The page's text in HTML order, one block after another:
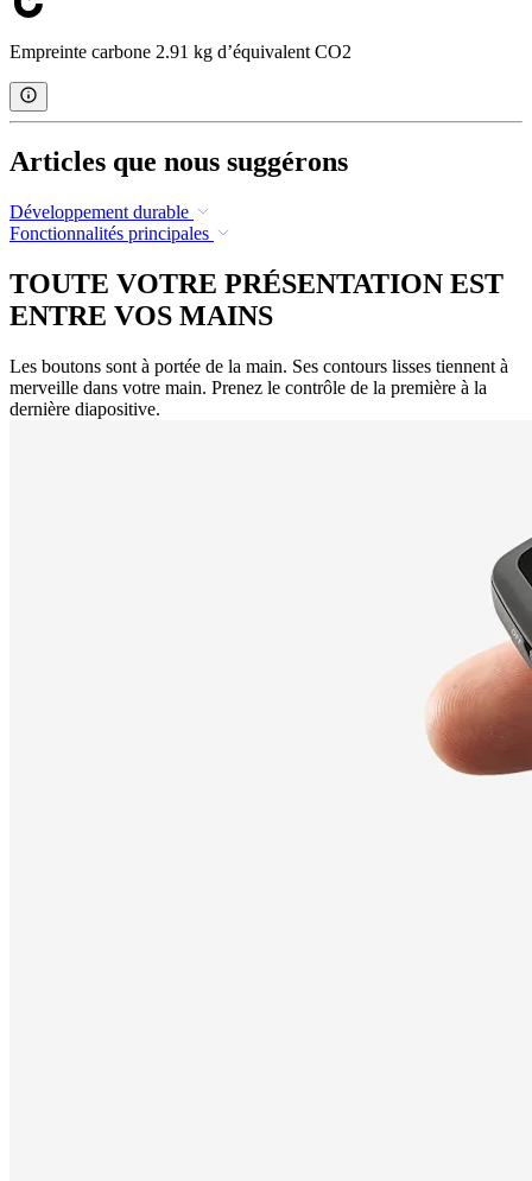
Empreinte carbone 2.91 kg d’équivalent CO2
Articles que nous suggérons
Développement durable
Fonctionnalités principales
TOUTE VOTRE PRÉSENTATION EST
ENTRE VOS MAINS
Les boutons sont à portée de la main. Ses contours lisses tiennent à
merveille dans votre main. Prenez le contrôle de la première à la
dernière diapositive.